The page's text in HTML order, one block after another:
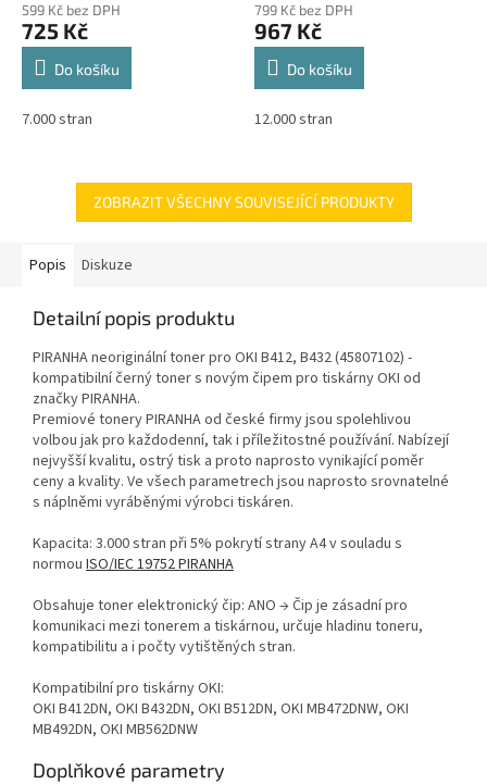
599 Kč bez DPH
725 Kč
Do košíku
7.000 stran
799 Kč bez DPH
967 Kč
Do košíku
12.000 stran
ZOBRAZIT VŠECHNY SOUVISEJÍCÍ PRODUKTY
Popis Diskuze
Detailní popis produktu
PIRANHA neoriginální toner pro OKI B412, B432 (45807102) -
kompatibilní černý toner s novým čipem pro tiskárny OKI od
značky PIRANHA.
Premiové tonery PIRANHA od české firmy jsou spolehlivou
volbou jak pro každodenní, tak i příležitostné používání. Nabízejí
nejvyšší kvalitu, ostrý tisk a proto naprosto vynikající poměr
ceny a kvality. Ve všech parametrech jsou naprosto srovnatelné
s náplněmi vyráběnými výrobci tiskáren.
Kapacita: 3.000 stran při 5% pokrytí strany A4 v souladu s
normou ISO/IEC 19752 PIRANHA
Obsahuje toner elektronický čip: ANO → Čip je zásadní pro
komunikaci mezi tonerem a tiskárnou, určuje hladinu toneru,
kompatibilitu a i počty vytištěných stran.
Kompatibilní pro tiskárny OKI:
OKI B412DN, OKI B432DN, OKI B512DN, OKI MB472DNW, OKI
MB492DN, OKI MB562DNW
Doplňkové parametry